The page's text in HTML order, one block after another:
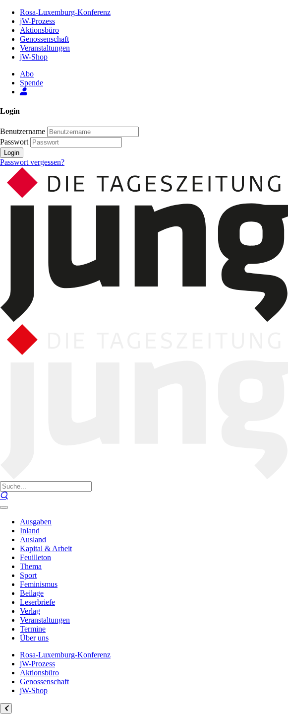
Inhalt
Seite
Rosa-Luxemburg-Konferenz
jW-Prozess
Aktionsbüro
Genossenschaft
Veranstaltungen
jW-Shop
Abo
Spende
Login
Benutzername
Passwort
Login
Passwort vergessen?
Ausgaben
Inland
Ausland
Kapital & Arbeit
Feuilleton
Thema
Sport
Feminismus
Beilage
Leserbriefe
Verlag
Veranstaltungen
Termine
Über uns
Rosa-Luxemburg-Konferenz
jW-Prozess
Aktionsbüro
Genossenschaft
jW-Shop